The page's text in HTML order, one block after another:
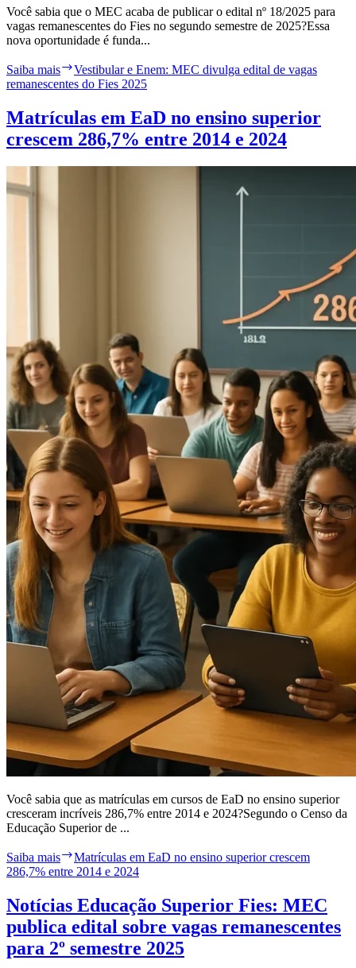
Você sabia que o MEC acaba de publicar o edital nº 18/2025 para
vagas remanescentes do Fies no segundo semestre de 2025?Essa
nova oportunidade é funda...
Saiba mais
Vestibular e Enem: MEC divulga edital de vagas
remanescentes do Fies 2025
Matrículas em EaD no ensino superior
crescem 286,7% entre 2014 e 2024
Você sabia que as matrículas em cursos de EaD no ensino superior
cresceram incríveis 286,7% entre 2014 e 2024?Segundo o Censo da
Educação Superior de ...
Saiba mais
Matrículas em EaD no ensino superior crescem
286,7% entre 2014 e 2024
Notícias Educação Superior Fies: MEC
publica edital sobre vagas remanescentes
para 2º semestre 2025